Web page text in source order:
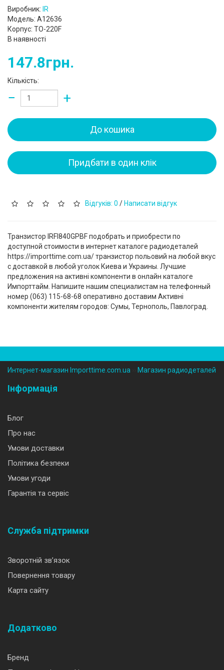
Виробник: IR
Модель: A12636
Корпус: TO-220F
В наявності
147.8грн.
Кількість:
− +
До кошика
Придбати в один клік
Відгуків: 0 / Написати відгук
Транзистор IRFI840GPBF подобрать и приобрести по
доступной стоимости в интернет каталоге радиодеталей
https://importtime.com.ua/ транзистор польовий на любой вкус
с доставкой в любой уголок Киева и Украины. Лучшие
предложения на активні компоненти в онлайн каталоге
Импорттайм. Напишите нашим специалистам на телефонный
номер (‎063) 115-68-68 оперативно доставим Активні
компоненти жителям городов: Сумы, Тернополь, Павлоград.
Интернет-магазин Importtime.com.ua Магазин радиодеталей
Інформація
Блог
Про нас
Умови доставки
Політика безпеки
Умови угоди
Гарантія та сервіс
Служба підтримки
Зворотній зв’язок
Повернення товару
Карта сайту
Додатково
Бренд